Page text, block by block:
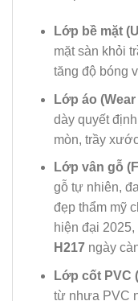
Lớp bề mặt
mặt sàn khỏi
tăng độ bóng
Lớp áo
dày quyết
mòn, trầy
Lớp vân gỗ
gỗ tự nhiên,
đẹp thẩm mỹ
hiện đại
H217ngày
Lớp cốt PVC
từ nhựa PVC